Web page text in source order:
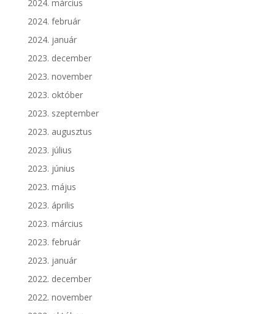
2024. március
2024. február
2024. január
2023. december
2023. november
2023. október
2023. szeptember
2023. augusztus
2023. július
2023. június
2023. május
2023. április
2023. március
2023. február
2023. január
2022. december
2022. november